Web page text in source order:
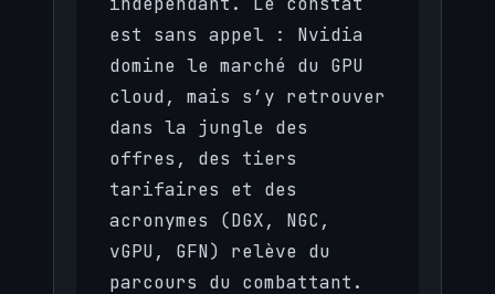
est sans appel : Nvidia
domine le marché du GPU
cloud, mais s’y retrouver
dans la jungle des
offres, des tiers
tarifaires et des
acronymes (DGX, NGC,
vGPU, GFN) relève du
parcours du combattant.